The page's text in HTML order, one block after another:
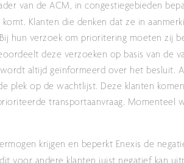
van de ACM, in congestiegebieden
komt. Klanten die denken dat ze in
hun verzoek om prioritering moeten zij
deze verzoeken op basis van de
altijd geïnformeerd over het besluit.
plek op de wachtlijst. Deze klanten
transportaanvraag. Momenteel
krijgen en beperkt Enexis de